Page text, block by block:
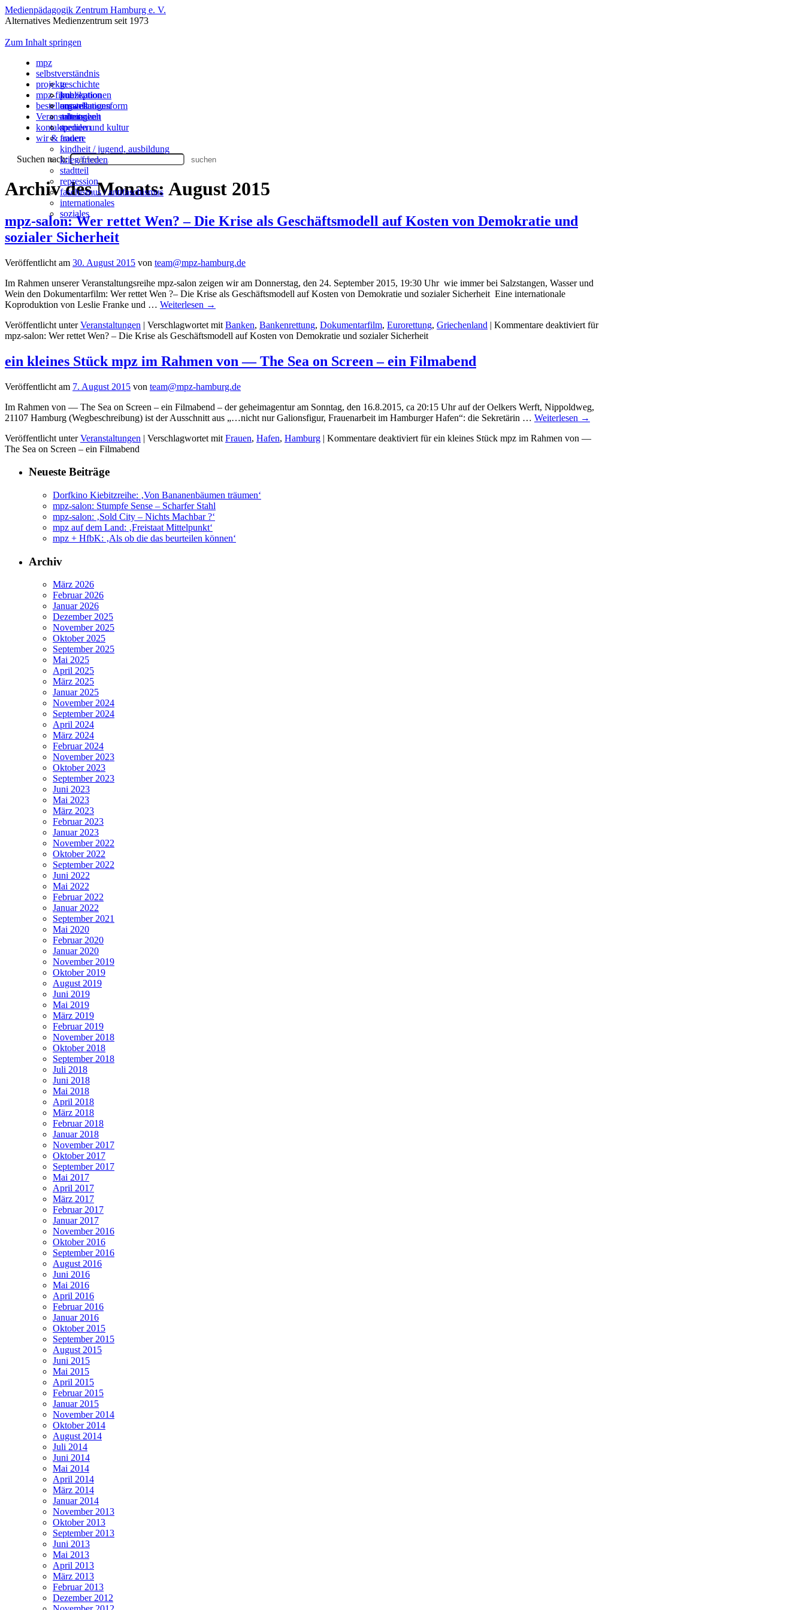
Medienpädagogik Zentrum Hamburg e. V.
Alternatives Medienzentrum seit 1973
Zum Inhalt springen
mpz
selbstverständnis
geschichte
konzeption
organisationsform
mitmachen
spenden
projekte
publikationen
ausstellungen
mpz-filme
umwelt
arbeitswelt
medien und kultur
frauen
kindheit / jugend, ausbildung
krieg/frieden
stadtteil
repression
faschismus / antifaschismus
internationales
soziales
bestellen
Veranstaltungen
kontakt
wir & andere
Suchen nach:
Archiv des Monats: August 2015
mpz-salon: Wer rettet Wen? – Die Krise als Geschäftsmodell auf Kosten von Demokratie und
sozialer Sicherheit
Veröffentlicht am 30. August 2015 von team@mpz-hamburg.de
Im Rahmen unserer Veranstaltungsreihe mpz-salon zeigen wir am Donnerstag, den 24. September 2015, 19:30 Uhr wie immer bei Salzstangen, Wasser und
Wein den Dokumentarfilm: Wer rettet Wen ?– Die Krise als Geschäftsmodell auf Kosten von Demokratie und sozialer Sicherheit Eine internationale
Koproduktion von Leslie Franke und … Weiterlesen →
Veröffentlicht unter Veranstaltungen | Verschlagwortet mit Banken, Bankenrettung, Dokumentarfilm, Eurorettung, Griechenland | Kommentare deaktiviert für
mpz-salon: Wer rettet Wen? – Die Krise als Geschäftsmodell auf Kosten von Demokratie und sozialer Sicherheit
ein kleines Stück mpz im Rahmen von — The Sea on Screen – ein Filmabend
Veröffentlicht am 7. August 2015 von team@mpz-hamburg.de
Im Rahmen von — The Sea on Screen – ein Filmabend – der geheimagentur am Sonntag, den 16.8.2015, ca 20:15 Uhr auf der Oelkers Werft, Nippoldweg,
21107 Hamburg (Wegbeschreibung) ist der Ausschnitt aus „…nicht nur Galionsfigur, Frauenarbeit im Hamburger Hafen“: die Sekretärin … Weiterlesen →
Veröffentlicht unter Veranstaltungen | Verschlagwortet mit Frauen, Hafen, Hamburg | Kommentare deaktiviert für ein kleines Stück mpz im Rahmen von —
The Sea on Screen – ein Filmabend
Neueste Beiträge
Dorfkino Kiebitzreihe: ‚Von Bananenbäumen träumen‘
mpz-salon: Stumpfe Sense – Scharfer Stahl
mpz-salon: ‚Sold City – Nichts Machbar ?‘
mpz auf dem Land: ‚Freistaat Mittelpunkt‘
mpz + HfbK: ‚Als ob die das beurteilen können‘
Archiv
März 2026
Februar 2026
Januar 2026
Dezember 2025
November 2025
Oktober 2025
September 2025
Mai 2025
April 2025
März 2025
Januar 2025
November 2024
September 2024
April 2024
März 2024
Februar 2024
November 2023
Oktober 2023
September 2023
Juni 2023
Mai 2023
März 2023
Februar 2023
Januar 2023
November 2022
Oktober 2022
September 2022
Juni 2022
Mai 2022
Februar 2022
Januar 2022
September 2021
Mai 2020
Februar 2020
Januar 2020
November 2019
Oktober 2019
August 2019
Juni 2019
Mai 2019
März 2019
Februar 2019
November 2018
Oktober 2018
September 2018
Juli 2018
Juni 2018
Mai 2018
April 2018
März 2018
Februar 2018
Januar 2018
November 2017
Oktober 2017
September 2017
Mai 2017
April 2017
März 2017
Februar 2017
Januar 2017
November 2016
Oktober 2016
September 2016
August 2016
Juni 2016
Mai 2016
April 2016
Februar 2016
Januar 2016
Oktober 2015
September 2015
August 2015
Juni 2015
Mai 2015
April 2015
Februar 2015
Januar 2015
November 2014
Oktober 2014
August 2014
Juli 2014
Juni 2014
Mai 2014
April 2014
März 2014
Januar 2014
November 2013
Oktober 2013
September 2013
Juni 2013
Mai 2013
April 2013
März 2013
Februar 2013
Dezember 2012